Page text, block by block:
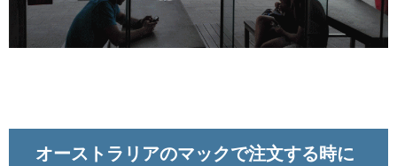
オーストラリアのマックで注文する時に